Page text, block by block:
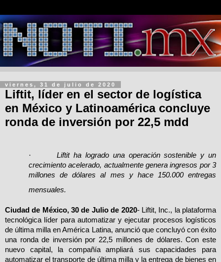
viernes, 31 de julio de 2020
Liftit, líder en el sector de logística
en México y Latinoamérica concluye
ronda de inversión por 22,5 mdd
· Liftit ha logrado una operación sostenible y un
crecimiento acelerado, actualmente genera ingresos por 3
millones de dólares al mes y hace 150.000 entregas
mensuales.
Ciudad de México, 30 de Julio de 2020- Liftit, Inc., la plataforma
tecnológica líder para automatizar y ejecutar procesos logísticos
de última milla en América Latina, anunció que concluyó con éxito
una ronda de inversión por 22,5 millones de dólares. Con este
nuevo capital, la compañía ampliará sus capacidades para
automatizar el transporte de última milla y la entrega de bienes en